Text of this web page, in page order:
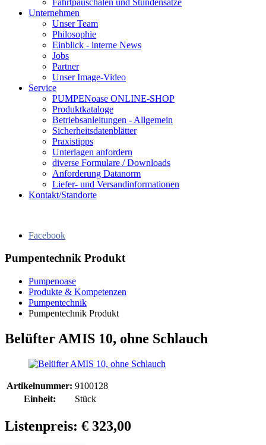
Unternehmen
Unser Team
Philosophie
Einblick - interne News
Jobs
Partner
Unser Image-Video
Service
PUMPENoase ONLINE-SHOP
Produktkataloge
Betriebsanleitungen - Allgemein
Sicherheitsdatenblätter
Praxistipps
Unterlagen anfordern
diverse Formulare / Downloads
Anforderung Datanorm
Liefer- und Versandinformationen
Kontakt/Standorte
Facebook
Pumpentechnik Produkt
Pumpenoase
Produkte & Kompetenzen
Pumpentechnik
Pumpentechnik Produkt
Belüfter AMIS 10, ohne Schlauch
Artikelnummer: 9100128
Einheit:
Stück
Listenpreis: € 323,00